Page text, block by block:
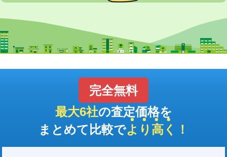
完全無料
最大6社の査定価格を
まとめて比較でより高く ！